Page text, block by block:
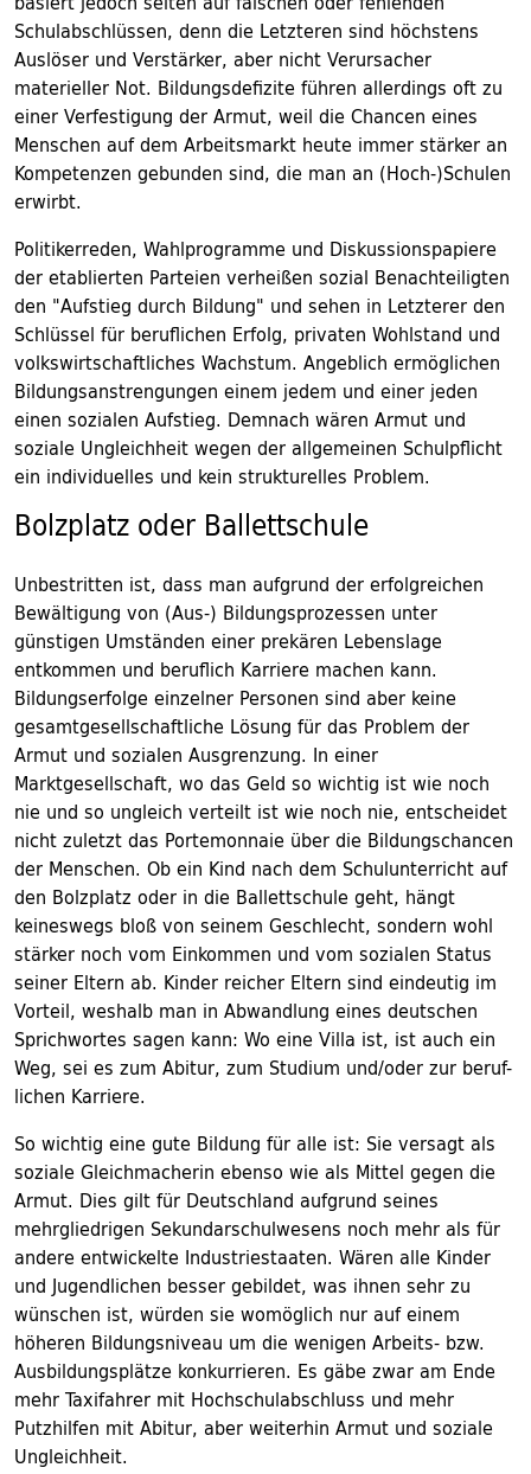
Schulabschlüssen, denn die Letzteren sind höchstens
Auslöser und Verstärker, aber nicht Verursacher
materieller Not. Bildungsdefizite führen allerdings oft zu
einer Verfestigung der Armut, weil die Chancen eines
Menschen auf dem Arbeitsmarkt heute immer stärker an
Kompetenzen gebunden sind, die man an (Hoch-)Schulen
erwirbt.
Politikerreden, Wahlprogramme und Diskussionspapiere
der etablierten Parteien verheißen sozial Benachteiligten
den "Aufstieg durch Bildung" und sehen in Letzterer den
Schlüssel für beruflichen Erfolg, privaten Wohlstand und
volkswirtschaftliches Wachstum. Angeblich ermöglichen
Bildungsanstrengungen einem jedem und einer jeden
einen sozialen Aufstieg. Demnach wären Armut und
soziale Ungleichheit wegen der allgemeinen Schulpflicht
ein individuelles und kein strukturelles Problem.
Bolzplatz oder Ballettschule
Unbestritten ist, dass man aufgrund der erfolgreichen
Bewältigung von (Aus-) Bildungsprozessen unter
günstigen Umständen einer prekären Lebenslage
entkommen und beruflich Karriere machen kann.
Bildungserfolge einzelner Personen sind aber keine
gesamtgesellschaftliche Lösung für das Problem der
Armut und sozialen Ausgrenzung. In einer
Marktgesellschaft, wo das Geld so wichtig ist wie noch
nie und so ungleich verteilt ist wie noch nie, entscheidet
nicht zuletzt das Portemonnaie über die Bildungschancen
der Menschen. Ob ein Kind nach dem Schulunterricht auf
den Bolzplatz oder in die Ballettschule geht, hängt
keineswegs bloß von seinem Geschlecht, sondern wohl
stärker noch vom Einkommen und vom sozialen Status
seiner Eltern ab. Kinder reicher Eltern sind eindeutig im
Vorteil, weshalb man in Abwandlung eines deutschen
Sprichwortes sagen kann: Wo eine Villa ist, ist auch ein
Weg, sei es zum Abitur, zum Studium und/oder zur beruf-
lichen Karriere.
So wichtig eine gute Bildung für alle ist: Sie versagt als
soziale Gleichmacherin ebenso wie als Mittel gegen die
Armut. Dies gilt für Deutschland aufgrund seines
mehrgliedrigen Sekundarschulwesens noch mehr als für
andere entwickelte Industriestaaten. Wären alle Kinder
und Jugendlichen besser gebildet, was ihnen sehr zu
wünschen ist, würden sie womöglich nur auf einem
höheren Bildungsniveau um die wenigen Arbeits- bzw.
Ausbildungsplätze konkurrieren. Es gäbe zwar am Ende
mehr Taxifahrer mit Hochschulabschluss und mehr
Putzhilfen mit Abitur, aber weiterhin Armut und soziale
Ungleichheit.